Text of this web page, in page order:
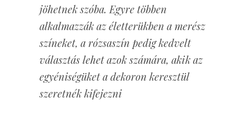
jöhetnek szóba. Egyre többen
alkalmazzák az életterükben a merész
színeket, a rózsaszín pedig kedvelt
választás lehet azok számára, akik az
egyéniségüket a dekoron keresztül
szeretnék kifejezni